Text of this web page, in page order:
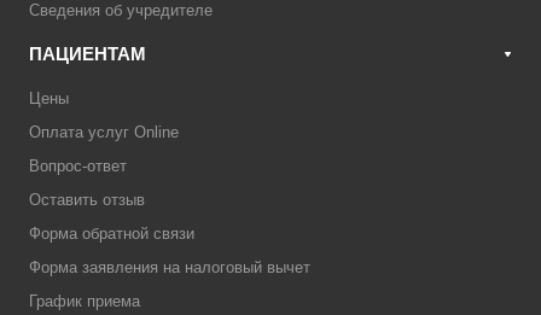
Сведения об учредителе
ПАЦИЕНТАМ
Цены
Оплата услуг Online
Вопрос-ответ
Оставить отзыв
Форма обратной связи
Форма заявления на налоговый вычет
График приема